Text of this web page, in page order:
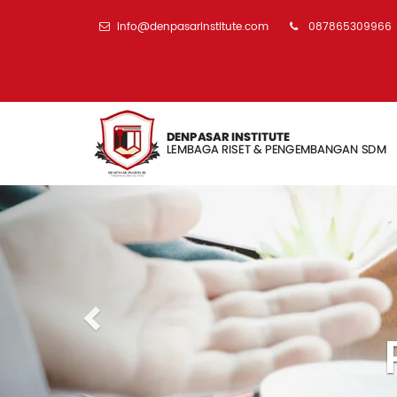
info@denpasarinstitute.com 087865309966
Pengembangan
Previous